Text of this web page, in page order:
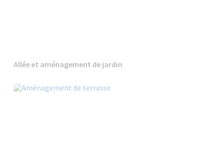
Allée et aménagement de jardin